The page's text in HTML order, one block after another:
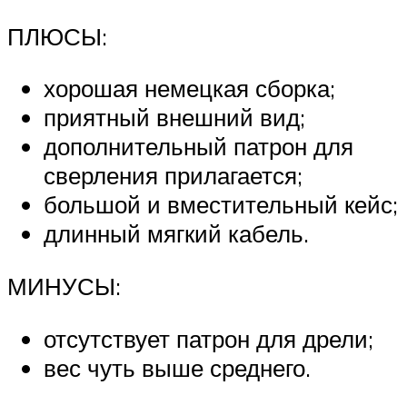
ПЛЮСЫ:
хорошая немецкая сборка;
приятный внешний вид;
дополнительный патрон для
сверления прилагается;
большой и вместительный кейс;
длинный мягкий кабель.
МИНУСЫ:
отсутствует патрон для дрели;
вес чуть выше среднего.